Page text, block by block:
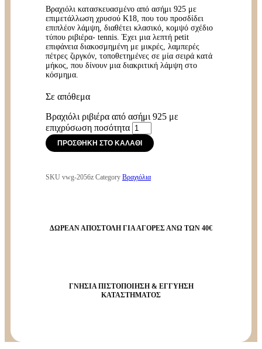
Βραχιόλι κατασκευασμένο από ασήμι 925 με
επιμετάλλωση χρυσού Κ18, που του προσδίδει
επιπλέον λάμψη, διαθέτει κλασικό, κομψό σχέδιο
τύπου ριβιέρα- tennis. Έχει μια λεπτή petit
επιφάνεια διακοσμημένη με μικρές, λαμπερές
πέτρες ζιργκόν, τοποθετημένες σε μία σειρά κατά
μήκος, που δίνουν μια διακριτική λάμψη στο
κόσμημα.
Σε απόθεμα
Βραχιόλι ριβιέρα από ασήμι 925 με
επιχρύσωση ποσότητα
ΠΡΟΣΘΉΚΗ ΣΤΟ ΚΑΛΆΘΙ
SKU vwg-2056z Category Βραχιόλια
ΔΩΡΕΑΝ ΑΠΟΣΤΟΛΗ ΓΙΑ ΑΓΟΡΕΣ ΑΝΩ ΤΩΝ 40€
ΓΝΗΣΙΑ ΠΙΣΤΟΠΟΙΗΣΗ & ΕΓΓΥΗΣΗ
ΚΑΤΑΣΤΗΜΑΤΟΣ